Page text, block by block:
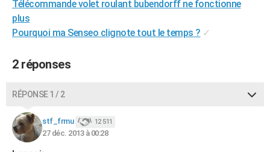
CARTE DE VOEUX
Dictionnaire
Biographies
Citations
Expressions
Proverbes
PROGRAMME TV
COPAINS D'AVANT
S'inscrire
Se connecter
Lycées
Collèges
Primaires
Universités
Entreprises
Service militaire
Avis de recherche
AVIS DE DÉCÈS
FORUM
Télécommande volet roulant bubendorff ne fonctionne
plus
Pourquoi ma Senseo clignote tout le temps ? ✓
2 réponses
RÉPONSE 1 / 2
stf_frmu 12 511
27 déc. 2013 à 00:28